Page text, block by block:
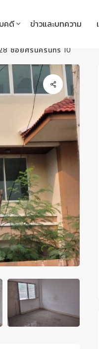
คดี ข่าวและบทความ
ซอยศรีนครินทร์ 10